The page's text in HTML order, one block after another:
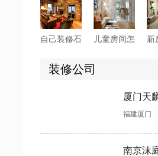
代元素?
自己装修石
装?两大方
儿童房间怎
些软装技巧
新
意事项?这
老房子翻新
省钱?这些
具体做法可
洗
装修公司
厦门天
福建厦门
南京沫